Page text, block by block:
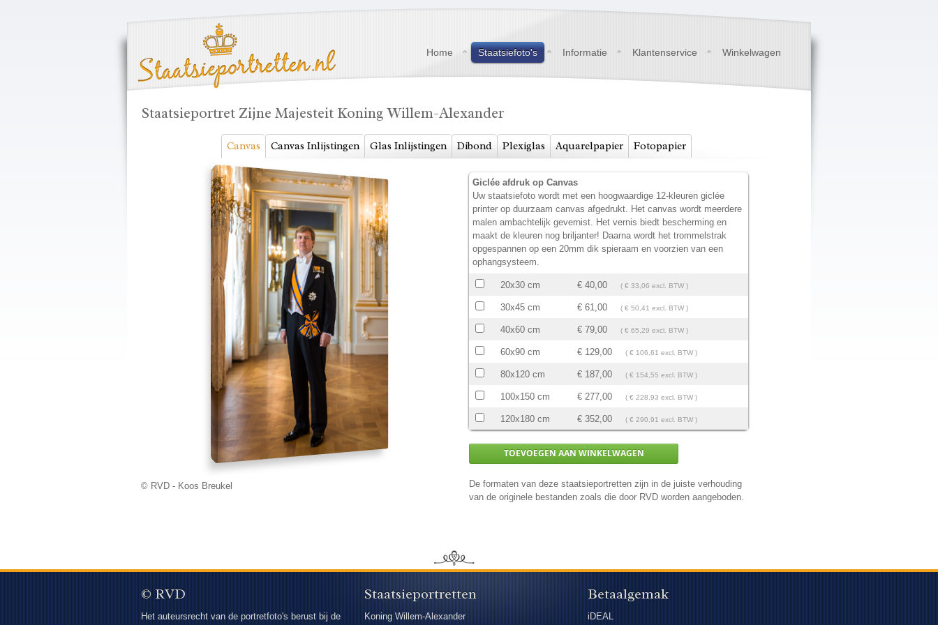
Home Staatsiefoto's Informatie Klantenservice Winkelwagen
Staatsieportret Zijne Majesteit Koning Willem-Alexander
Canvas Canvas Inlijstingen Glas Inlijstingen Dibond Plexiglas Aquarelpapier Fotopapier
© RVD - Koos Breukel
Giclée afdruk op Canvas
Uw staatsiefoto wordt met een hoogwaardige 12-kleuren giclée
printer op duurzaam canvas afgedrukt. Het canvas wordt meerdere
malen ambachtelijk gevernist. Het vernis biedt bescherming en
maakt de kleuren nog briljanter! Daarna wordt het trommelstrak
opgespannen op een 20mm dik spieraam en voorzien van een
ophangsysteem.
20x30 cm € 40,00 ( € 33,06 excl. BTW )
30x45 cm € 61,00 ( € 50,41 excl. BTW )
40x60 cm € 79,00 ( € 65,29 excl. BTW )
60x90 cm € 129,00 ( € 106,61 excl. BTW )
80x120 cm € 187,00 ( € 154,55 excl. BTW )
100x150 cm € 277,00 ( € 228,93 excl. BTW )
120x180 cm € 352,00 ( € 290,91 excl. BTW )
De formaten van deze staatsieportretten zijn in de juiste verhouding
van de originele bestanden zoals die door RVD worden aangeboden.
© RVD
Het auteursrecht van de portretfoto's berust bij de
Staatsieportretten
Koning Willem-Alexander
Betaalgemak
iDEAL